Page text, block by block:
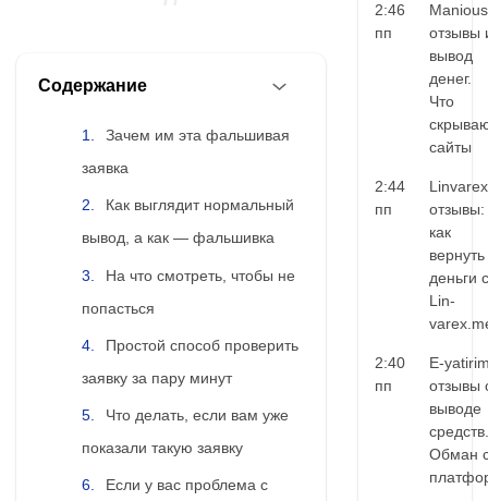
Содержание
Зачем им эта фальшивая
заявка
Как выглядит нормальный
вывод, а как — фальшивка
На что смотреть, чтобы не
попасться
Простой способ проверить
заявку за пару минут
Что делать, если вам уже
показали такую заявку
Если у вас проблема с
2:46
пп
Manious
отзывы
вывод
денег.
Что
сайты
2:44
пп
Linvarex
отзывы:
как
вернуть
деньги с
Lin-
2:40
пп
E-
отзывы
выводе
средств.
Обман